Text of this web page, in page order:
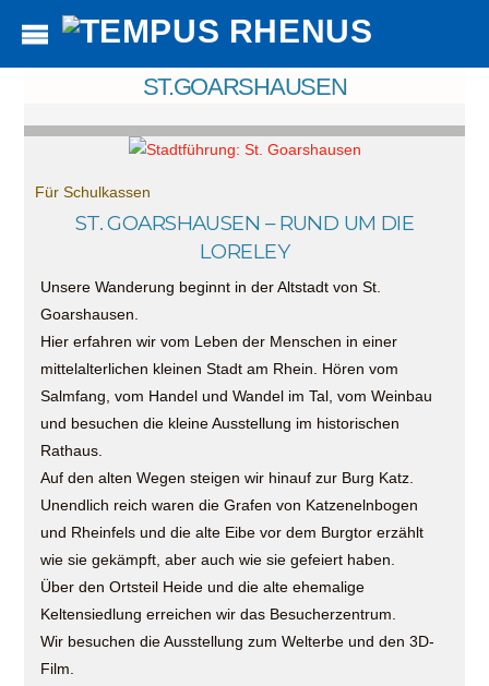
ST.GOARSHAUSEN
Für Schulkassen
ST. GOARSHAUSEN – RUND UM DIE
LORELEY
Unsere Wanderung beginnt in der Altstadt von St.
Goarshausen.
Hier erfahren wir vom Leben der Menschen in einer
mittelalterlichen kleinen Stadt am Rhein. Hören vom
Salmfang, vom Handel und Wandel im Tal, vom Weinbau
und besuchen die kleine Ausstellung im historischen
Rathaus.
Auf den alten Wegen steigen wir hinauf zur Burg Katz.
Unendlich reich waren die Grafen von Katzenelnbogen
und Rheinfels und die alte Eibe vor dem Burgtor erzählt
wie sie gekämpft, aber auch wie sie gefeiert haben.
Über den Ortsteil Heide und die alte ehemalige
Keltensiedlung erreichen wir das Besucherzentrum.
Wir besuchen die Ausstellung zum Welterbe und den 3D-
Film.